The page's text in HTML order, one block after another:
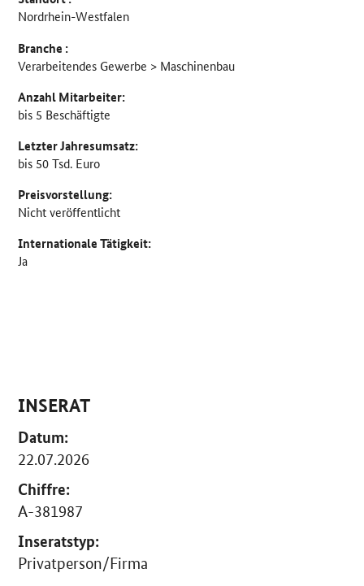
Nordrhein-Westfalen
Branche :
Verarbeitendes Gewerbe > Maschinenbau
Anzahl Mitarbeiter:
bis 5 Beschäftigte
Letzter Jahresumsatz:
bis 50 Tsd. Euro
Preisvorstellung:
Nicht veröffentlicht
Internationale Tätigkeit:
Ja
INSERAT
Datum:
22.07.2026
Chiffre:
A-381987
Inseratstyp:
Privatperson/Firma